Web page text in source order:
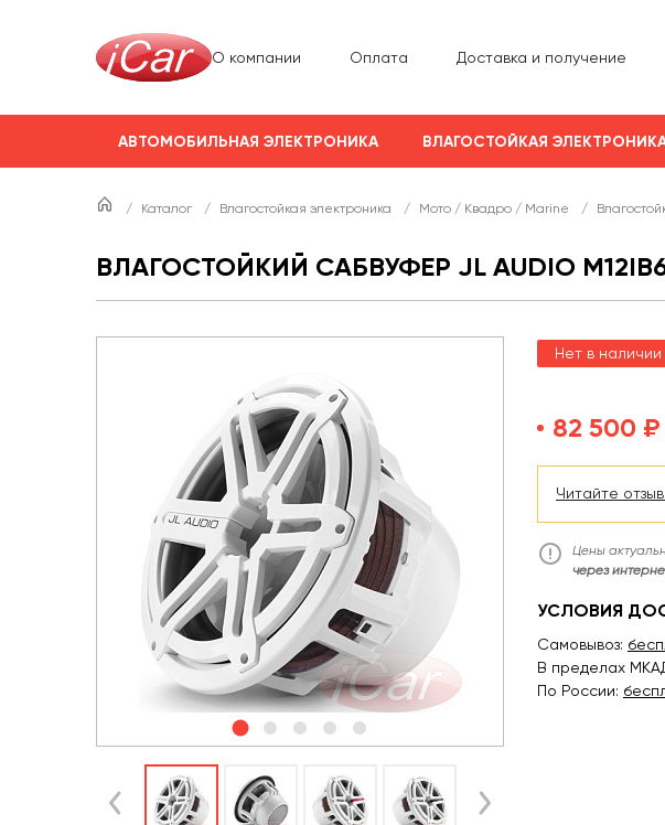
О компании Оплата Доставка и получение
АВТОМОБИЛЬНАЯ ЭЛЕКТРОНИКА ВЛАГОСТОЙКАЯ
/ Каталог / Влагостойкая электроника / Мото / Квадро / Marine /
ВЛАГОСТОЙКИЙ САБВУФЕР JL AUDIO M12IB6
Нет в наличии
82 500 ₽
Читайте
Цены
через
УСЛОВИЯ
Самовывоз:
В пределах
По России: